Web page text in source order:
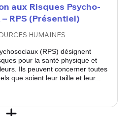
aux Risques Psycho-
RPS (Présentiel)
HUMAINES
(RPS) désignent
pour la santé physique et
Ils peuvent concerner toutes
que soient leur taille et leur...